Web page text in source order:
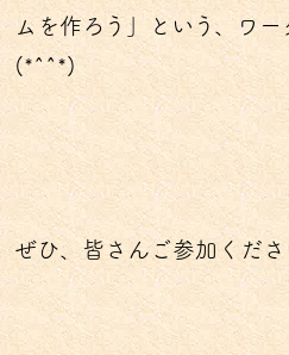
ムを作ろう」という、ワ
(*^^*)
ぜひ、皆さんご参加くだ